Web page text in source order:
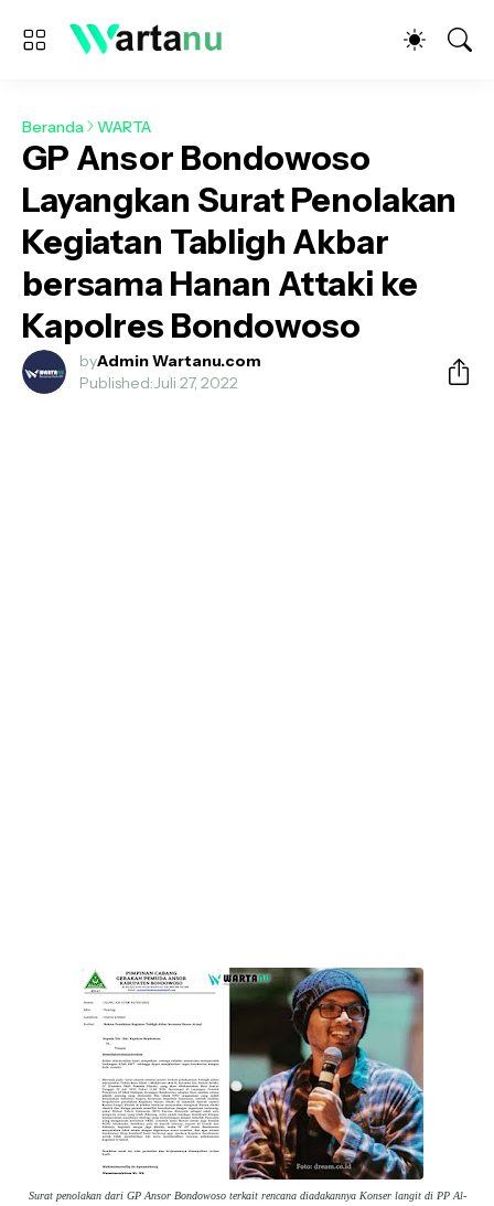
Beranda WARTA
GP Ansor Bondowoso
Layangkan Surat Penolakan
Kegiatan Tabligh Akbar
bersama Hanan Attaki ke
Kapolres Bondowoso
byAdmin Wartanu.com
Published:Juli 27, 2022
Surat penolakan dari GP Ansor Bondowoso terkait rencana diadakannya Konser langit di PP Al-